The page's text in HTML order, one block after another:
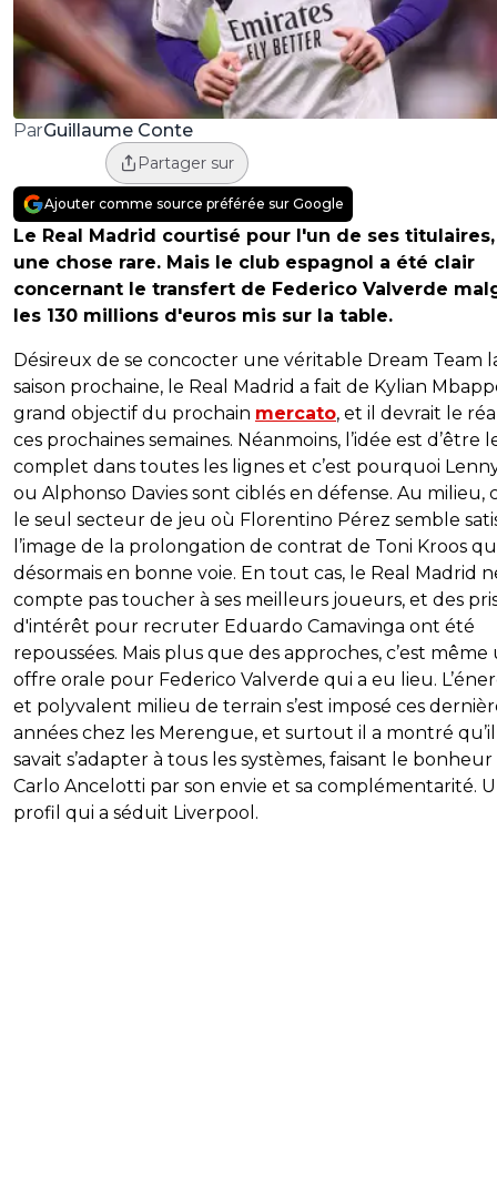
ParGuillaume Conte
Partager sur
Ajouter comme source préférée sur Google
Le Real Madrid courtisé pour l'un de ses
une chose rare. Mais le club espagnol a été clair
concernant le transfert de Federico Valverde
les 130 millions d'euros mis sur la table.
Désireux de se concocter une véritable Dream Team
saison prochaine, le Real Madrid a fait de Kylian
grand objectif du prochain mercato, et il devrait le
ces prochaines semaines. Néanmoins, l’idée est d’être
complet dans toutes les lignes et c’est pourquoi
ou Alphonso Davies sont ciblés en défense. Au milieu,
le seul secteur de jeu où Florentino Pérez semble
l’image de la prolongation de contrat de Toni Kroos
désormais en bonne voie. En tout cas, le Real Madrid
compte pas toucher à ses meilleurs joueurs, et des
d'intérêt pour recruter Eduardo Camavinga ont été
repoussées. Mais plus que des approches, c’est même
offre orale pour Federico Valverde qui a eu lieu.
et polyvalent milieu de terrain s’est imposé ces
années chez les Merengue, et surtout il a montré qu’il
savait s’adapter à tous les systèmes, faisant le
Carlo Ancelotti par son envie et sa complémentarité.
profil qui a séduit Liverpool.